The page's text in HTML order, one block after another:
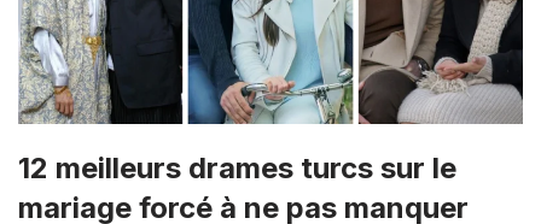
12 meilleurs drames turcs sur le
mariage forcé à ne pas manquer